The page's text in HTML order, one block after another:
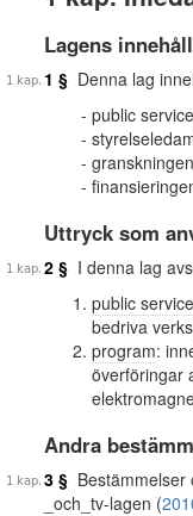
Lagens innehåll
1 § Denna lag
public
Uttryck som
2 § I denna lag
public
bedriva
program:
överföringar
Andra
3 §
_och_tv-lagen (